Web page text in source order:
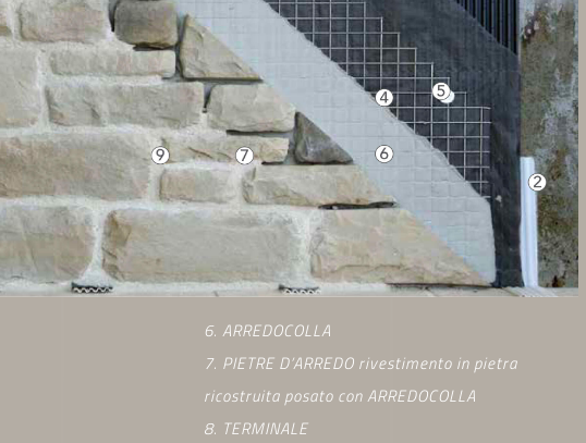
6. ARREDOCOLLA
7. PIETRE D’ARREDO rivestimento in pietra
ricostruita posato con ARREDOCOLLA
8. TERMINALE